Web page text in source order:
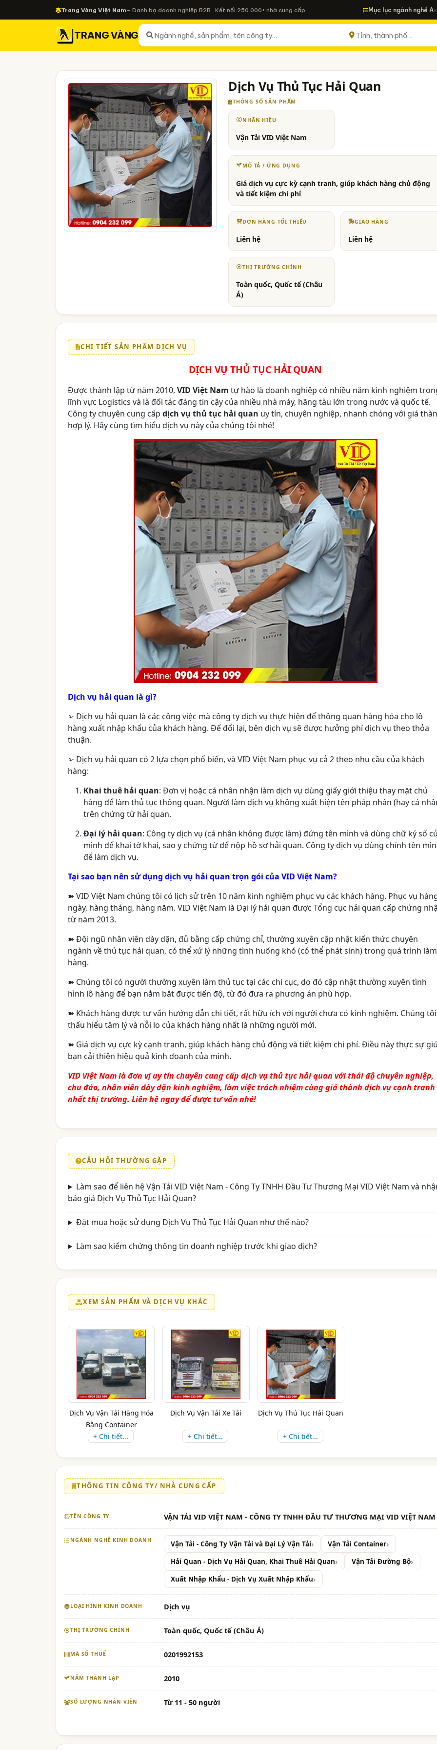
Trang Vàng Việt Nam— Danh bạ doanh nghiệp B2B · Kết nối 250.000+ nhà cung cấp Mục lục ngành nghề
TRANG VÀNG
Dịch Vụ Thủ Tục Hải Quan
THÔNG SỐ SẢN PHẨM
NHÃN HIỆU
Vận Tải VID Việt Nam
MÔ TẢ / ỨNG DỤNG
Giá dịch vụ cực kỳ cạnh tranh, giúp khách hàng chủ động
và tiết kiệm chi phí
ĐƠN HÀNG TỐI THIỂU
Liên hệ
GIAO HÀNG
Liên hệ
THỊ TRƯỜNG CHÍNH
Toàn quốc, Quốc tế (Châu
Á)
CHI TIẾT SẢN PHẨM DỊCH VỤ
DỊCH VỤ THỦ TỤC HẢI QUAN
Được thành lập từ năm 2010, VID Việt Nam tự hào là doanh nghiệp có nhiều năm kinh nghiệm
lĩnh vực Logistics và là đối tác đáng tin cậy của nhiều nhà máy, hãng tàu lớn trong nước và quốc tế.
Công ty chuyên cung cấp dịch vụ thủ tục hải quan uy tín, chuyên nghiệp, nhanh chóng với giá
hợp lý. Hãy cùng tìm hiểu dịch vụ này của chúng tôi nhé!
Dịch vụ hải quan là gì?
➢ Dịch vụ hải quan là các công việc mà công ty dịch vụ thực hiện để thông quan hàng hóa cho lô
hàng xuất nhập khẩu của khách hàng. Để đổi lại, bên dịch vụ sẽ được hưởng phí dịch vụ theo thỏa
thuận.
➢ Dịch vụ hải quan có 2 lựa chọn phổ biến, và VID Việt Nam phục vụ cả 2 theo nhu cầu của khách
hàng:
Khai thuê hải quan: Đơn vị hoặc cá nhân nhận làm dịch vụ dùng giấy giới thiệu thay mặt chủ
hàng để làm thủ tục thông quan. Người làm dịch vụ không xuất hiện tên pháp nhân (hay cá
trên chứng từ hải quan.
Đại lý hải quan: Công ty dịch vụ (cá nhân không được làm) đứng tên mình và dùng chữ ký số
mình để khai tờ khai, sao y chứng từ để nộp hồ sơ hải quan. Công ty dịch vụ dùng chính tên
để làm dịch vụ.
Tại sao bạn nên sử dụng dịch vụ hải quan trọn gói của VID Việt Nam?
➽VID Việt Nam chúng tôi có lịch sử trên 10 năm kinh nghiệm phục vụ các khách hàng. Phục vụ
ngày, hàng tháng, hàng năm. VID Việt Nam là Đại lý hải quan được Tổng cục hải quan cấp chứng
từ năm 2013.
➽Đội ngũ nhân viên dày dặn, đủ bằng cấp chứng chỉ, thường xuyên cập nhật kiến thức chuyên
ngành về thủ tục hải quan, có thể xử lý những tình huống khó (có thể phát sinh) trong quá trình làm
hàng.
➽ Chúng tôi có người thường xuyên làm thủ tục tại các chi cục, do đó cập nhật thường xuyên tình
hình lô hàng để bạn nắm bắt được tiến độ, từ đó đưa ra phương án phù hợp.
➽ Khách hàng được tư vấn hướng dẫn chi tiết, rất hữu ích với người chưa có kinh nghiệm. Chúng tôi
thấu hiểu tâm lý và nỗi lo của khách hàng nhất là những người mới.
➽ Giá dịch vụ cực kỳ cạnh tranh, giúp khách hàng chủ động và tiết kiệm chi phí. Điều này thực sự
bạn cải thiện hiệu quả kinh doanh của mình.
VID Việt Nam là đơn vị uy tín chuyên cung cấp dịch vụ thủ tục hải quan với thái độ chuyên nghiệp,
chu đáo, nhân viên dày dặn kinh nghiệm, làm việc trách nhiệm cùng giá thành dịch vụ cạnh tranh
nhất thị trường. Liên hệ ngay để được tư vấn nhé!
CÂU HỎI THƯỜNG GẶP
Làm sao để liên hệ Vận Tải VID Việt Nam - Công Ty TNHH Đầu Tư Thương Mại VID Việt Nam và
báo giá Dịch Vụ Thủ Tục Hải Quan?
Đặt mua hoặc sử dụng Dịch Vụ Thủ Tục Hải Quan như thế nào?
Làm sao kiểm chứng thông tin doanh nghiệp trước khi giao dịch?
XEM SẢN PHẨM VÀ DỊCH VỤ KHÁC
Dịch Vụ Vận Tải Hàng Hóa
Bằng Container
+ Chi tiết...
Dịch Vụ Vận Tải Xe Tải
+ Chi tiết...
Dịch Vụ Thủ Tục Hải Quan
+ Chi tiết...
THÔNG TIN CÔNG TY/ NHÀ CUNG CẤP
TÊN CÔNG TY VẬN TẢI VID VIỆT NAM - CÔNG TY TNHH ĐẦU TƯ THƯƠNG MẠI VID VIỆT NAM
NGÀNH NGHỀ KINH DOANH Vận Tải - Công Ty Vận Tải và Đại Lý Vận Tải
Vận Tải Container
Hải Quan - Dịch Vụ Hải Quan, Khai Thuê Hải Quan
Vận Tải Đường Bộ
Xuất Nhập Khẩu - Dịch Vụ Xuất Nhập Khẩu
LOẠI HÌNH KINH DOANH Dịch vụ
THỊ TRƯỜNG CHÍNH Toàn quốc, Quốc tế (Châu Á)
MÃ SỐ THUẾ 0201992153
NĂM THÀNH LẬP 2010
SỐ LƯỢNG NHÂN VIÊN Từ 11 - 50 người